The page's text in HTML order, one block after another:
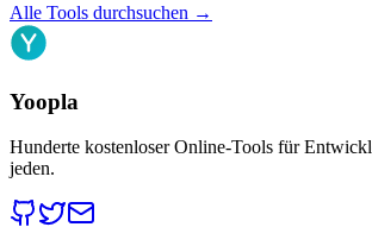
Alle Tools durchsuchen →
Yoopla
Hunderte kostenloser Online-Tools für
jeden.